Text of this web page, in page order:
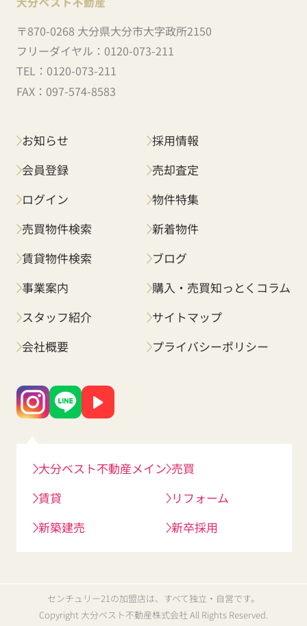
〒870-0268 大分県大分市大字政所2150
フリーダイヤル： 0120-073-211
TEL： 0120-073-211
FAX： 097-574-8583
お知らせ
会員登録
ログイン
売買物件検索
賃貸物件検索
事業案内
スタッフ紹介
会社概要
採用情報
売却査定
物件特集
新着物件
ブログ
購入・売買知っとくコラム
サイトマップ
プライバシーポリシー
大分ベスト不動産メイン
賃貸
新築建売
売買
リフォーム
新卒採用
センチュリー21の加盟店は、すべて独立・自営です。
Copyright 大分ベスト不動産株式会社 All Rights Reserved.